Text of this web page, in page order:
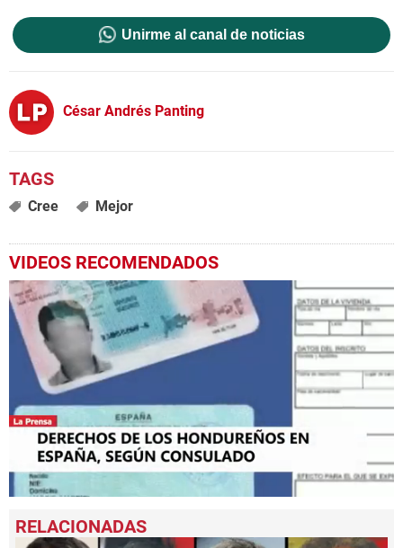
Unirme al canal de noticias
César Andrés Panting
Cree Mejor
VIDEOS RECOMENDADOS
seconds
of